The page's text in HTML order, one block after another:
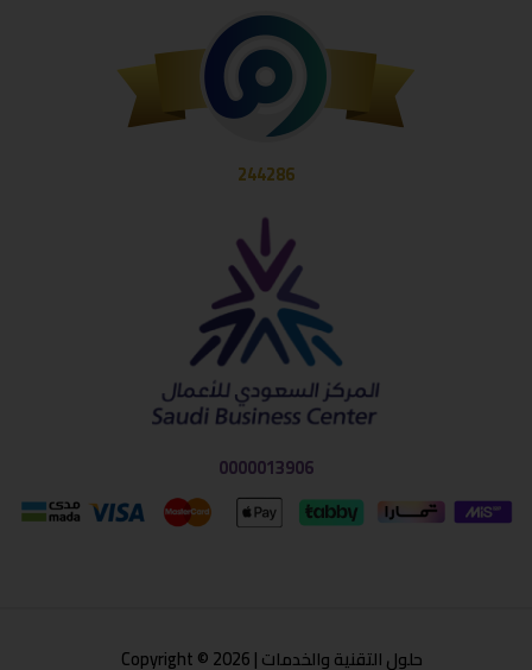
244286
0000013906
حلول التقنية والخدمات | Copyright © 2026